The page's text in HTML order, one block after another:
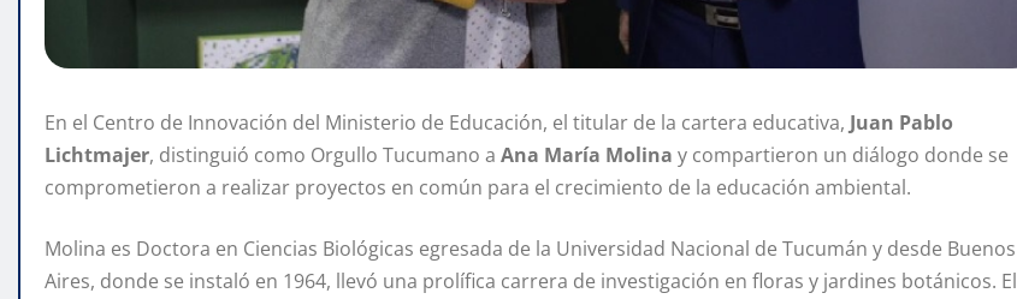
En el Centro de Innovación del Ministerio de Educación, el titular de la cartera educativa, Juan Pablo
Lichtmajer, distinguió como Orgullo Tucumano a Ana María Molina y compartieron un diálogo donde se
comprometieron a realizar proyectos en común para el crecimiento de la educación ambiental.
Molina es Doctora en Ciencias Biológicas egresada de la Universidad Nacional de Tucumán y desde Buenos
Aires, donde se instaló en 1964, llevó una prolífica carrera de investigación en floras y jardines botánicos. El